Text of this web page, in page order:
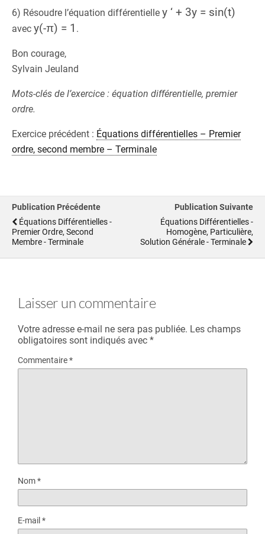
6) Résoudre l’équation différentielle y ‘ + 3y = sin(t)
avec y(-π) = 1 .
Bon courage,
Sylvain Jeuland
Mots-clés de l’exercice : équation différentielle, premier
ordre.
Exercice précédent : Équations différentielles – Premier
ordre, second membre – Terminale
Publication Précédente
Équations Différentielles -
Premier Ordre, Second
Membre - Terminale
Publication Suivante
Équations Différentielles -
Homogène, Particulière,
Solution Générale - Terminale
Laisser un commentaire
Votre adresse e-mail ne sera pas publiée. Les champs
obligatoires sont indiqués avec *
Commentaire*
Nom*
E-mail *